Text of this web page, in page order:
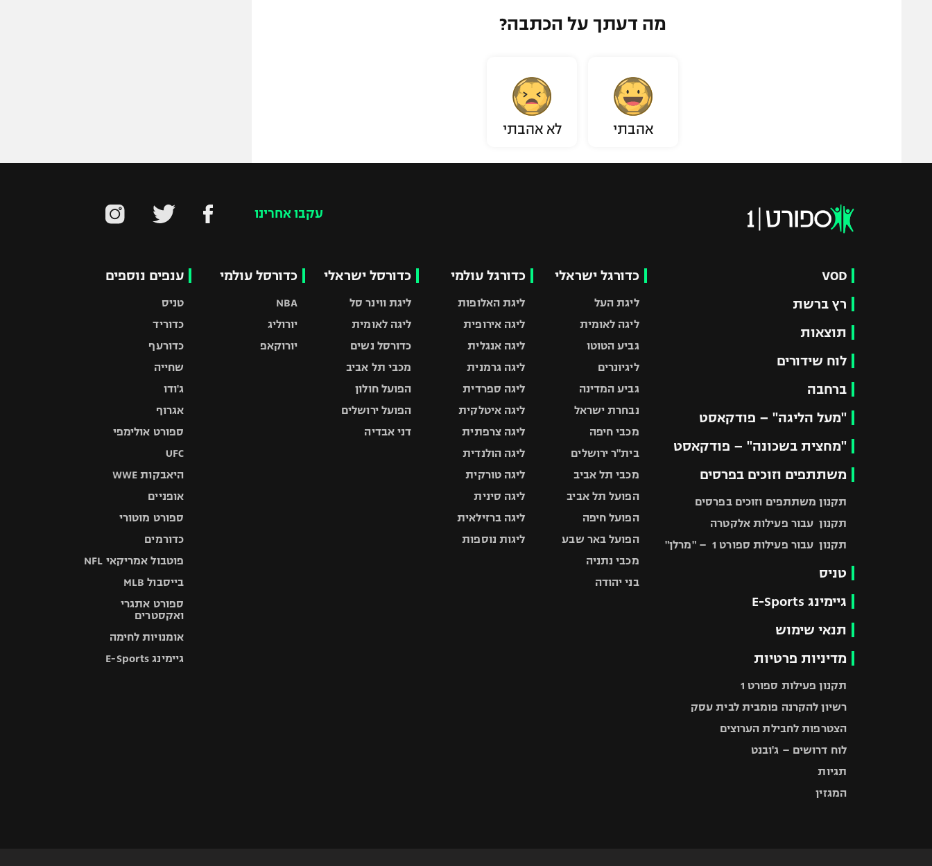
מה דעתך על הכתבה?
אהבתי לא אהבתי
עקבו אחרינו
VOD
רץ ברשת
תוצאות
לוח שידורים
ברחבה
"מעל הליגה" – פודקאסט
"מחצית בשכונה" – פודקאסט
משתתפים וזוכים בפרסים
תקנון משתתפים וזוכים בפרסים
תקנון עבור פעילות אלקטרה
תקנון עבור פעילות ספורט 1 – "מרלן"
טניס
גיימינג E-Sports
תנאי שימוש
מדיניות פרטיות
תקנון פעילות ספורט 1
רשיון להקרנה פומבית לבית עסק
הצטרפות לחבילת הערוצים
לוח דרושים – ג'ובנט
תגיות
המגזין
כדורגל ישראלי
ליגת העל
ליגה לאומית
גביע הטוטו
ליגיונרים
גביע המדינה
נבחרת ישראל
מכבי חיפה
בית"ר ירושלים
מכבי תל אביב
הפועל תל אביב
הפועל חיפה
הפועל באר שבע
מכבי נתניה
בני יהודה
כדורגל עולמי
ליגת האלופות
ליגה אירופית
ליגה אנגלית
ליגה גרמנית
ליגה ספרדית
ליגה איטלקית
ליגה צרפתית
ליגה הולנדית
ליגה טורקית
ליגה סינית
ליגה ברזילאית
ליגות נוספות
כדורסל ישראלי
ליגת ווינר סל
ליגה לאומית
כדורסל נשים
מכבי תל אביב
הפועל חולון
הפועל ירושלים
דני אבדיה
כדורסל עולמי
NBA
יורוליג
יורוקאפ
ענפים נוספים
טניס
כדוריד
כדורעף
שחייה
ג'ודו
אגרוף
ספורט אולימפי
UFC
היאבקות WWE
אופניים
ספורט מוטורי
כדורמים
פוטבול אמריקאי NFL
בייסבול MLB
ספורט אתגרי
ואקסטרים
אומנויות לחימה
גיימינג E-Sports